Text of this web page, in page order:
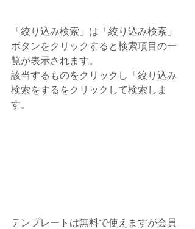
「絞り込み検索」は「絞り込み検索」
ボタンをクリックすると検索項目の一
覧が表示されます。
該当するものをクリックし「絞り込み
検索をするをクリックして検索しま
す。
テンプレートは無料で使えますが会員